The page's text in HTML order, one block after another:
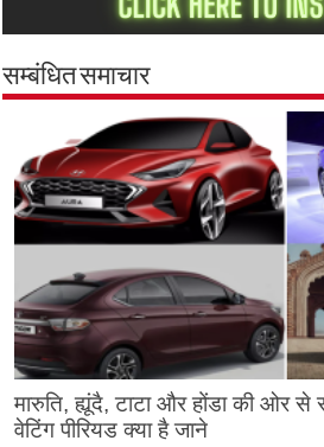
सम्बंधित समाचार
मारुति, ह्यूंदै, टाटा और होंडा की ओर
वेटिंग पीरियड क्या है जाने